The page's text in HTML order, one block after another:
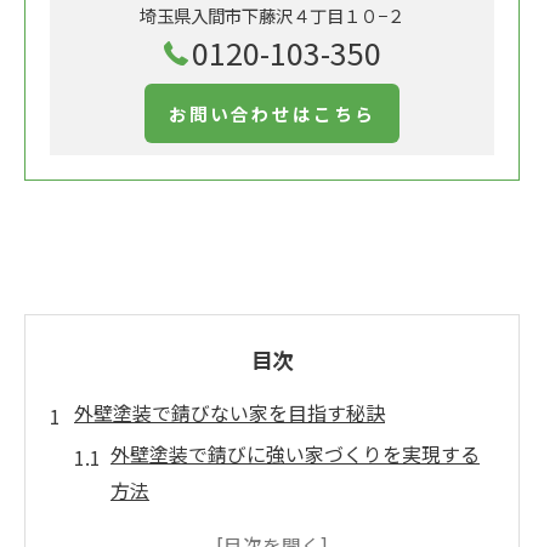
埼玉県入間市下藤沢４丁目１０−２
0120-103-350
お問い合わせはこちら
目次
外壁塗装で錆びない家を目指す秘訣
外壁塗装で錆びに強い家づくりを実現する
方法
四季の影響に強い外壁塗装の基礎知識を解